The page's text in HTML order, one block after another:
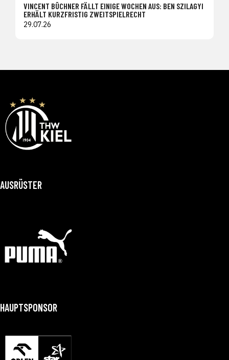
VINCENT BÜCHNER FÄLLT EINIGE WOCHEN AUS: BEN SZILAGYI
ERHÄLT KURZFRISTIG ZWEITSPIELRECHT
29.07.26
AUSRÜSTER
HAUPTSPONSOR